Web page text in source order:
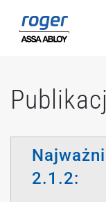
Przejdź do
2.1.2: